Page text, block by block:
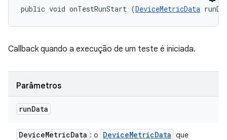
public void onTestRunStart (DeviceMetricData
Callback quando a execução de um teste é iniciada.
Parâmetros
runData
DeviceMetricData : o DeviceMetricData que